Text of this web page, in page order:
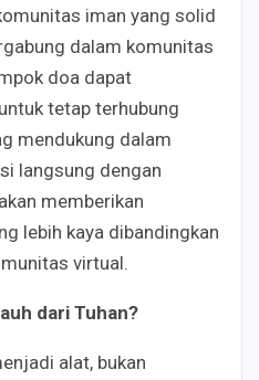
iman yang solid
dalam komunitas
doa dapat
tetap terhubung
mendukung dalam
langsung dengan
memberikan
lebih kaya dibandingkan
virtual.
dari Tuhan?
alat, bukan